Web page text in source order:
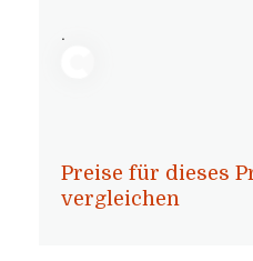
.
Preise für dieses
vergleichen